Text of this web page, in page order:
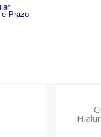
e Prazo